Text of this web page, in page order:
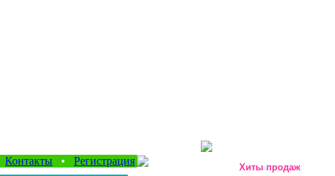
Контакты • Регистрация
Хиты продаж